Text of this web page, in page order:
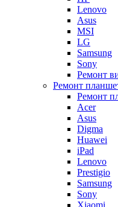
Lenovo
Asus
MSI
LG
Samsung
Sony
Ремонт
Ремонт
Ремонт
Acer
Asus
Digma
Huawei
iPad
Lenovo
Prestigio
Samsung
Sony
Xiaomi